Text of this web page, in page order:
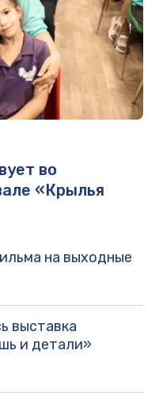
во
«Крылья
на выходные
выставка
и детали»